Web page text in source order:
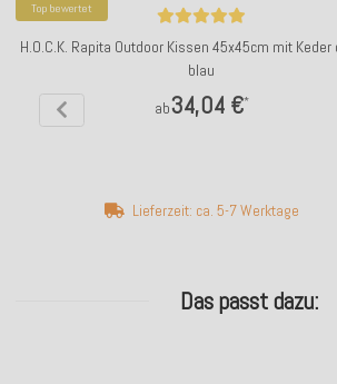
Top bewertet
H.O.C.K. Rapita Outdoor Kissen 45x45cm mit Keder
blau
ab34,04 €*
Lieferzeit: ca. 5-7 Werktage
Das passt dazu: